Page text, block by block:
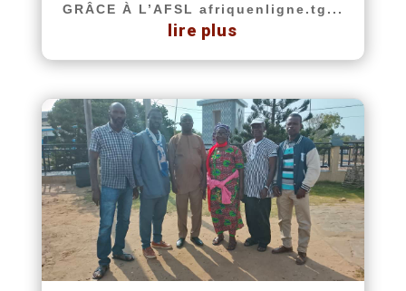
GRÂCE À L’AFSL afriquenligne.tg...
lire plus